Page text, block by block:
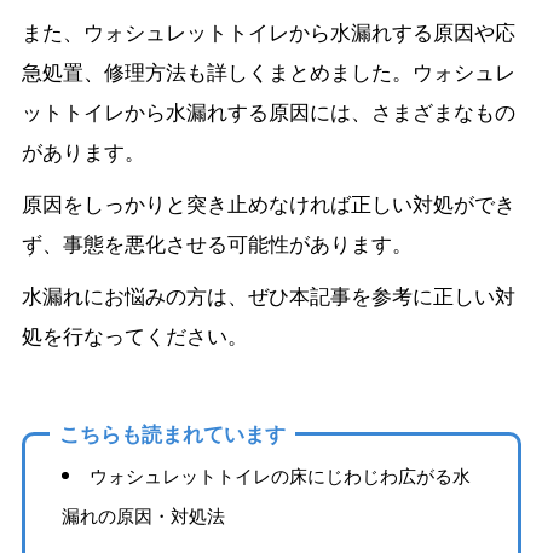
また、ウォシュレットトイレから水漏れする原因や応
急処置、修理方法も詳しくまとめました。ウォシュレ
ットトイレから水漏れする原因には、さまざまなもの
があります。
原因をしっかりと突き止めなければ正しい対処ができ
ず、事態を悪化させる可能性があります。
水漏れにお悩みの方は、ぜひ本記事を参考に正しい対
処を行なってください。
こちらも読まれています
ウォシュレットトイレの床にじわじわ広がる水
漏れの原因・対処法